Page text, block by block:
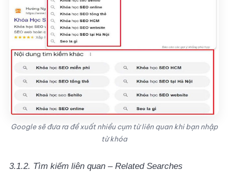
Google sẽ đưa ra đề xuất nhiều cụm từ liên quan khi bạn nhập
từ khóa
3.1.2. Tìm kiếm liên quan – Related Searches